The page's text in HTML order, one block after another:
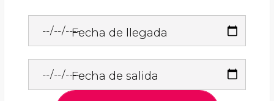
Fecha de llegada
Fecha de salida